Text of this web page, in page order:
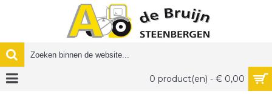
0 product(en) - € 0,00